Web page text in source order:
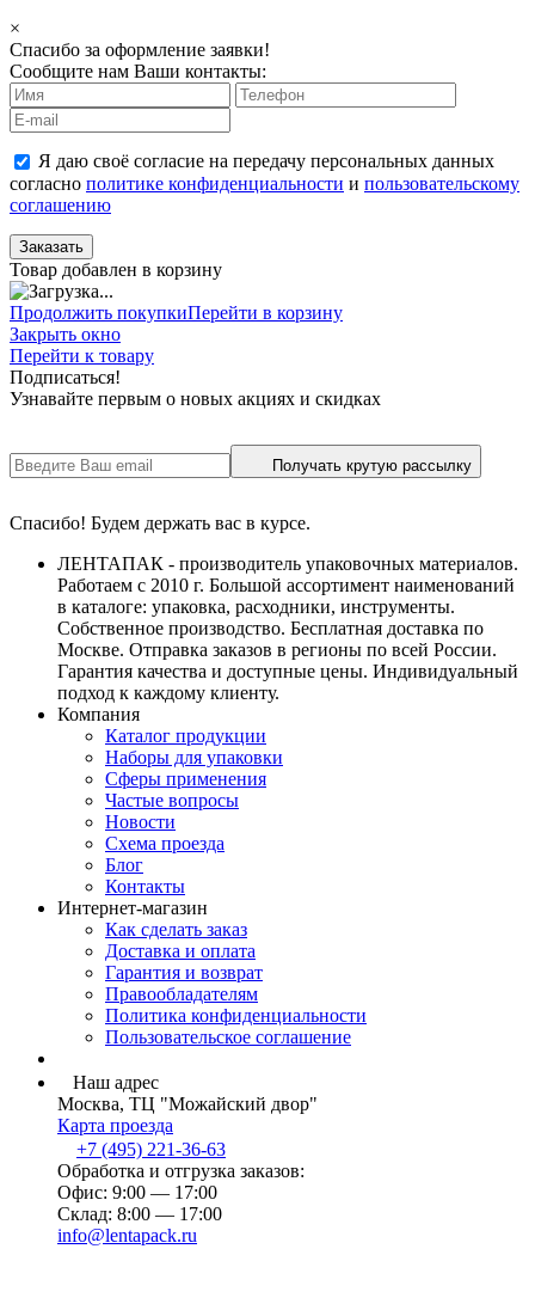
×
Спасибо за оформление заявки!
Сообщите нам Ваши контакты:
Я даю своё согласие на передачу персональных данных
согласно политике конфиденциальности и пользовательскому
соглашению
Заказать
Товар добавлен в корзину
Продолжить покупкиПерейти в корзину
Закрыть окно
Перейти к товару
Подписаться!
Узнавайте первым о новых акциях и скидках
Получать крутую рассылку
Спасибо! Будем держать вас в курсе.
ЛЕНТАПАК - производитель упаковочных материалов.
Работаем с 2010 г. Большой ассортимент наименований
в каталоге: упаковка, расходники, инструменты.
Собственное производство. Бесплатная доставка по
Москве. Отправка заказов в регионы по всей России.
Гарантия качества и доступные цены. Индивидуальный
подход к каждому клиенту.
Компания
Каталог продукции
Наборы для упаковки
Сферы применения
Частые вопросы
Новости
Схема проезда
Блог
Контакты
Интернет-магазин
Как сделать заказ
Доставка и оплата
Гарантия и возврат
Правообладателям
Политика конфиденциальности
Пользовательское соглашение
Наш адрес
Москва, ТЦ "Можайский двор"
Карта проезда
+7 (495) 221-36-63
Обработка и отгрузка заказов:
Офис: 9:00 — 17:00
Склад: 8:00 — 17:00
info@lentapack.ru